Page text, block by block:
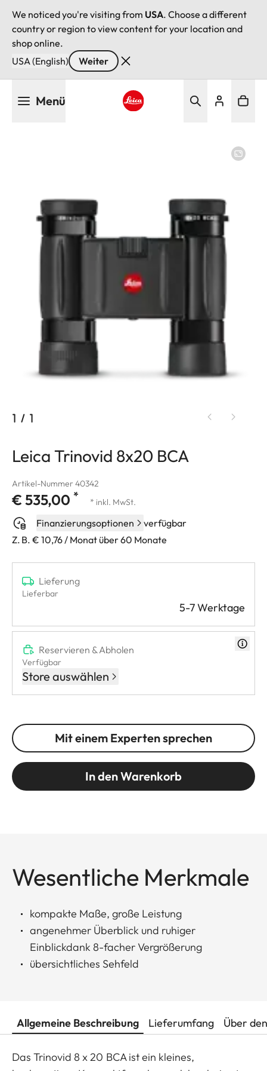
We noticed you're visiting from USA. Choose a different
country or region to view content for your location and
shop online.
USA (English)
Weiter
Menü
1 / 1
Leica Trinovid 8x20 BCA
Artikel-Nummer 40342
€ 535,00 * * inkl. MwSt.
Finanzierungsoptionen
verfügbar
Z. B. € 10,76 / Monat über 60 Monate
Lieferung
Lieferbar
5-7 Werktage
Reservieren & Abholen
Verfügbar
Store auswählen
Mit einem Experten sprechen
In den Warenkorb
Wesentliche Merkmale
kompakte Maße, große Leistung
angenehmer Überblick und ruhiger
Einblickdank 8-facher Vergrößerung
übersichtliches Sehfeld
Allgemeine Beschreibung Lieferumfang Über
Das Trinovid 8 x 20 BCA ist ein kleines,